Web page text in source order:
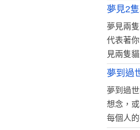
夢見2
夢見兩
代表著
見兩隻
夢到過
夢到過
想念，
每個人